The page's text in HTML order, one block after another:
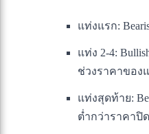
แท่งแรก:
แท่ง 2-4:
ช่วงราคาของ
แท่งสุดท้าย:
ต่ำกว่าราคาปิ